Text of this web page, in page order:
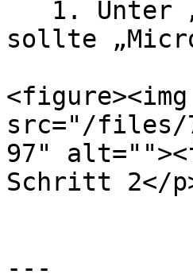
sollte
<figure><img
src="/files/
97"
Schritt 2</
---